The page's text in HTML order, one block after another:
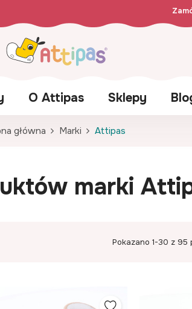
O Attipas Sklepy
główna Marki Attipas
marki
Pokazano 1-30 z 95